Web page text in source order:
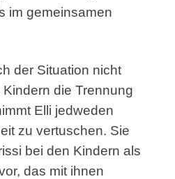
im gemeinsamen
der Situation nicht
die Trennung
Elli jedweden
zu vertuschen. Sie
bei den Kindern als
das mit ihnen